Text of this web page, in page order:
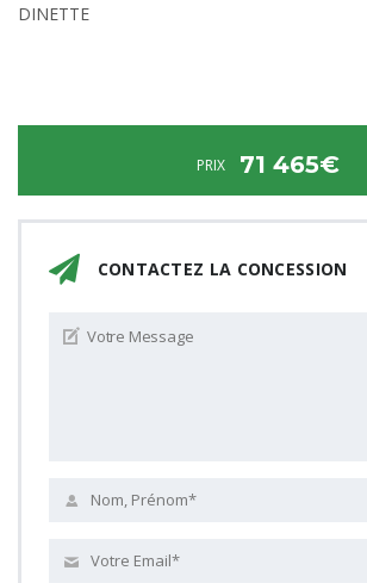
DINETTE
PRIX 71 465€
CONTACTEZ LA CONCESSION